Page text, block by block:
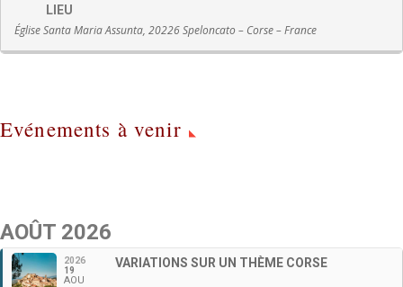
LIEU
Église Santa Maria Assunta, 20226 Speloncato – Corse – France
Evénements à venir
AOÛT 2026
2026
19
AOU
VARIATIONS SUR UN THÈME CORSE